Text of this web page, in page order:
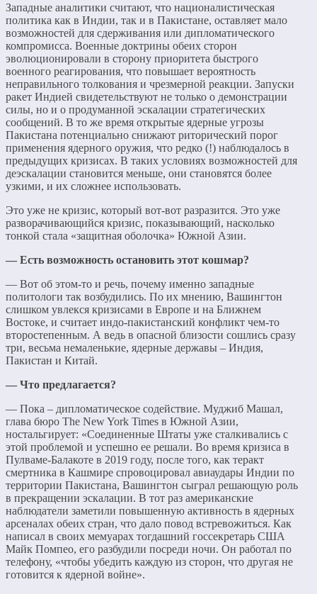
Западные аналитики считают, что националистическая
политика как в Индии, так и в Пакистане, оставляет мало
возможностей для сдерживания или дипломатического
компромисса. Военные доктрины обеих сторон
эволюционировали в сторону приоритета быстрого
военного реагирования, что повышает вероятность
неправильного толкования и чрезмерной реакции. Запуски
ракет Индией свидетельствуют не только о демонстрации
силы, но и о продуманной эскалации стратегических
сообщений. В то же время открытые ядерные угрозы
Пакистана потенциально снижают риторический порог
применения ядерного оружия, что редко (!) наблюдалось в
предыдущих кризисах. В таких условиях возможностей для
деэскалации становится меньше, они становятся более
узкими, и их сложнее использовать.
Это уже не кризис, который вот-вот разразится. Это уже
разворачивающийся кризис, показывающий, насколько
тонкой стала «защитная оболочка» Южной Азии.
— Есть возможность остановить этот кошмар?
— Вот об этом-то и речь, почему именно западные
политологи так возбудились. По их мнению, Вашингтон
слишком увлекся кризисами в Европе и на Ближнем
Востоке, и считает индо-пакистанский конфликт чем-то
второстепенным. А ведь в опасной близости сошлись сразу
три, весьма немаленькие, ядерные державы – Индия,
Пакистан и Китай.
— Что предлагается?
— Пока – дипломатическое содействие. Муджиб Машал,
глава бюро The New York Times в Южной Азии,
ностальгирует: «Соединенные Штаты уже сталкивались с
этой проблемой и успешно ее решали. Во время кризиса в
Пулваме-Балакоте в 2019 году, после того, как теракт
смертника в Кашмире спровоцировал авиаудары Индии по
территории Пакистана, Вашингтон сыграл решающую роль
в прекращении эскалации. В тот раз американские
наблюдатели заметили повышенную активность в ядерных
арсеналах обеих стран, что дало повод встревожиться. Как
написал в своих мемуарах тогдашний госсекретарь США
Майк Помпео, его разбудили посреди ночи. Он работал по
телефону, «чтобы убедить каждую из сторон, что другая не
готовится к ядерной войне».